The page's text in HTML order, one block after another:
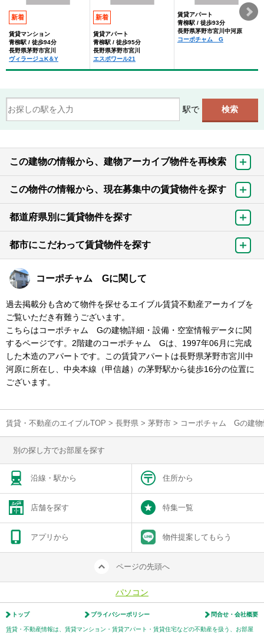
新着
賃貸マンション
青柳駅 / 徒歩94分
長野県茅野市宮川
ヴィラージュK＆Y
新着
賃貸アパート
青柳駅 / 徒歩95分
長野県茅野市宮川
エスポワール21
賃貸アパート
青柳駅 / 徒歩93分
長野県茅野市宮川中河原
コーポチャム G
駅で
この建物の情報から、建物アーカイブ物件を再検索
この物件の情報から、現在募集中の賃貸物件を探す
都道府県別に賃貸物件を探す
都市にこだわって賃貸物件を探す
コーポチャム Gに関して
過去掲載分も含めて物件を探せるエイブル賃貸不動産アーカイブを
ご覧いただき有難うございます。
こちらはコーポチャム Gの建物詳細・設備・空室情報データに関
するページです。2階建のコーポチャム Gは、1997年06月に完成
した木造のアパートです。この賃貸アパートは長野県茅野市宮川中
河原に所在し、中央本線（甲信越）の茅野駅から徒歩16分の位置に
ございます。
賃貸・不動産のエイブルTOP > 長野県 > 茅野市 > コーポチャム Gの建物
別の探し方でお部屋を探す
沿線・駅から 住所から
店舗を探す 特集一覧
アプリから 物件提案してもらう
ページの先頭へ
パソコン
トップ プライバシーポリシー 問合せ・会社概要
賃貸・不動産情報は、賃貸マンション・賃貸アパート・賃貸住宅などの不動産を扱う、お部屋